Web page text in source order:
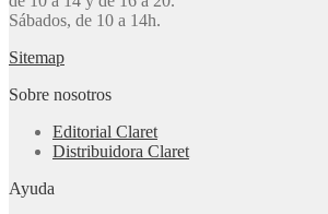
Sábados, de 10 a 14h.
Sitemap
Sobre nosotros
Editorial Claret
Distribuidora Claret
Ayuda